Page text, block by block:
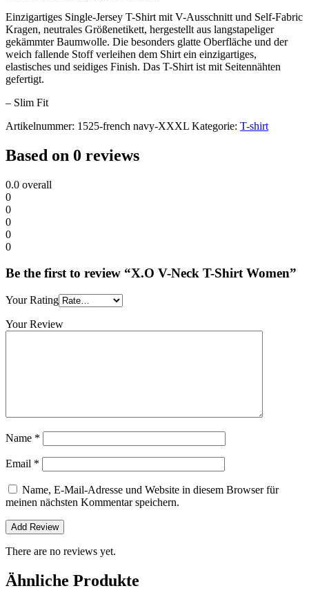
Einzigartiges Single-Jersey T-Shirt mit V-Ausschnitt und Self-Fabric
Kragen, neutrales Größenetikett, hergestellt aus langstapeliger
gekämmter Baumwolle. Die besonders glatte Oberfläche und der
weich fallende Stoff verleihen dem Shirt ein einzigartiges,
elastisches und seidiges Finish. Das T-Shirt ist mit Seitennähten
gefertigt.
– Slim Fit
Artikelnummer: 1525-french navy-XXXL Kategorie: T-shirt
Based on 0 reviews
0.0 overall
0
0
0
0
0
Be the first to review “X.O V-Neck T-Shirt Women”
Your Rating
Your Review
Name *
Email *
Name, E-Mail-Adresse und Website in diesem Browser für
meinen nächsten Kommentar speichern.
There are no reviews yet.
Ähnliche Produkte